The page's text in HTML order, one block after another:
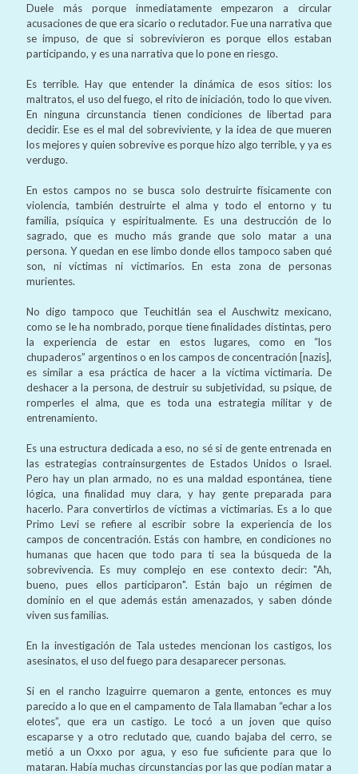
Duele más porque inmediatamente empezaron a circular
acusaciones de que era sicario o reclutador. Fue una narrativa que
se impuso, de que si sobrevivieron es porque ellos estaban
participando, y es una narrativa que lo pone en riesgo.
Es terrible. Hay que entender la dinámica de esos sitios: los
maltratos, el uso del fuego, el rito de iniciación, todo lo que viven.
En ninguna circunstancia tienen condiciones de libertad para
decidir. Ese es el mal del sobreviviente, y la idea de que mueren
los mejores y quien sobrevive es porque hizo algo terrible, y ya es
verdugo.
En estos campos no se busca solo destruirte físicamente con
violencia, también destruirte el alma y todo el entorno y tu
familia, psíquica y espiritualmente. Es una destrucción de lo
sagrado, que es mucho más grande que solo matar a una
persona. Y quedan en ese limbo donde ellos tampoco saben qué
son, ni víctimas ni victimarios. En esta zona de personas
murientes.
No digo tampoco que Teuchitlán sea el Auschwitz mexicano,
como se le ha nombrado, porque tiene finalidades distintas, pero
la experiencia de estar en estos lugares, como en “los
chupaderos” argentinos o en los campos de concentración [nazis],
es similar a esa práctica de hacer a la víctima victimaria. De
deshacer a la persona, de destruir su subjetividad, su psique, de
romperles el alma, que es toda una estrategia militar y de
entrenamiento.
Es una estructura dedicada a eso, no sé si de gente entrenada en
las estrategias contrainsurgentes de Estados Unidos o Israel.
Pero hay un plan armado, no es una maldad espontánea, tiene
lógica, una finalidad muy clara, y hay gente preparada para
hacerlo. Para convertirlos de víctimas a victimarias. Es a lo que
Primo Levi se refiere al escribir sobre la experiencia de los
campos de concentración. Estás con hambre, en condiciones no
humanas que hacen que todo para ti sea la búsqueda de la
sobrevivencia. Es muy complejo en ese contexto decir: "Ah,
bueno, pues ellos participaron". Están bajo un régimen de
dominio en el que además están amenazados, y saben dónde
viven sus familias.
En la investigación de Tala ustedes mencionan los castigos, los
asesinatos, el uso del fuego para desaparecer personas.
Si en el rancho Izaguirre quemaron a gente, entonces es muy
parecido a lo que en el campamento de Tala llamaban “echar a los
elotes”, que era un castigo. Le tocó a un joven que quiso
escaparse y a otro reclutado que, cuando bajaba del cerro, se
metió a un Oxxo por agua, y eso fue suficiente para que lo
mataran. Había muchas circunstancias por las que podían matar a